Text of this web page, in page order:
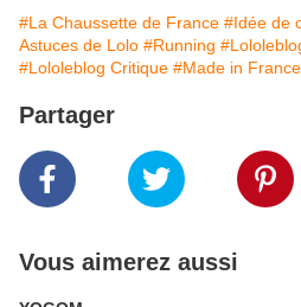
#La Chaussette de France #Idée de
Astuces de Lolo #Running
#Lololeblog Critique #Made in France
Partager
Vous aimerez aussi